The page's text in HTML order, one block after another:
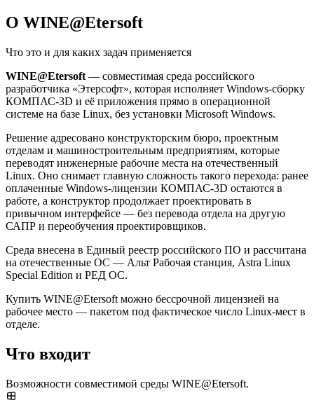
О WINE@Etersoft
Что это и для каких задач применяется
WINE@Etersoft — совместимая среда российского
разработчика «Этерсофт», которая исполняет Windows-сборку
КОМПАС-3D и её приложения прямо в операционной
системе на базе Linux, без установки Microsoft Windows.
Решение адресовано конструкторским бюро, проектным
отделам и машиностроительным предприятиям, которые
переводят инженерные рабочие места на отечественный
Linux. Оно снимает главную сложность такого перехода: ранее
оплаченные Windows-лицензии КОМПАС-3D остаются в
работе, а конструктор продолжает проектировать в
привычном интерфейсе — без перевода отдела на другую
САПР и переобучения проектировщиков.
Среда внесена в Единый реестр российского ПО и рассчитана
на отечественные ОС — Альт Рабочая станция, Astra Linux
Special Edition и РЕД ОС.
Купить WINE@Etersoft можно бессрочной лицензией на
рабочее место — пакетом под фактическое число Linux-мест в
отделе.
Что входит
Возможности совместимой среды WINE@Etersoft.